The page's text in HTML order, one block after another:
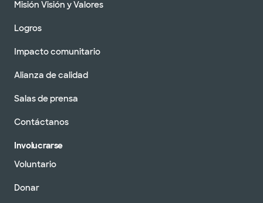
Misión Visión y Valores
Logros
Impacto comunitario
Alianza de calidad
Salas de prensa
Contáctanos
Involucrarse
Voluntario
Donar